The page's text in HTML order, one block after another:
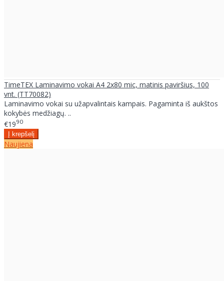
TimeTEX Laminavimo vokai A4 2x80 mic, matinis paviršius, 100
vnt. (TT70082)
Laminavimo vokai su užapvalintais kampais. Pagaminta iš aukštos
kokybės medžiagų. ..
€1990
Naujiena